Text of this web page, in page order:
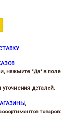
спираль №4,5 т/ник
нажмите "Да" в поле
деталей.
,
товаров: